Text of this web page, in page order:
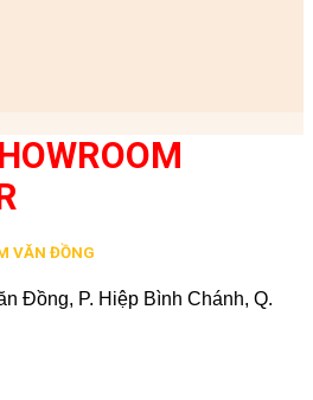
VĂN ĐỒNG
Đồng, P. Hiệp Bình Chánh, Q.